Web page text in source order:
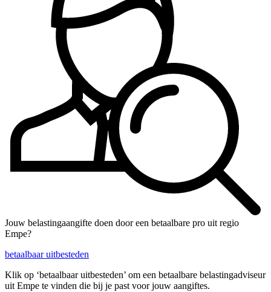
Jouw belastingaangifte doen door een betaalbare pro uit regio
Empe?
betaalbaar uitbesteden
Klik op ‘betaalbaar uitbesteden’ om een betaalbare belastingadviseur
uit Empe te vinden die bij je past voor jouw aangiftes.